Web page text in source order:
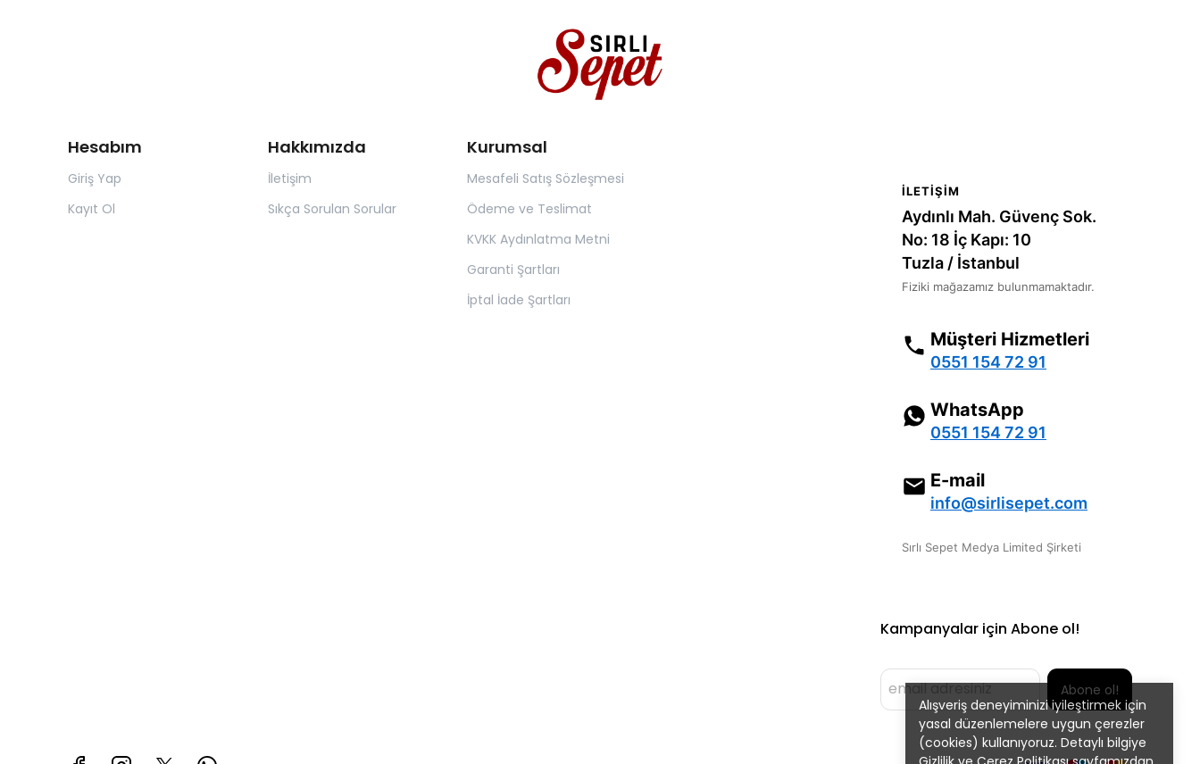
Alışveriş deneyiminizi iyileştirmek için
yasal düzenlemelere uygun çerezler
(cookies) kullanıyoruz. Detaylı bilgiye
Hesabım
Giriş Yap
Kayıt Ol
Hakkımızda
İletişim
Sıkça Sorulan Sorular
Kurumsal
Mesafeli Satış Sözleşmesi
Ödeme ve Teslimat
KVKK Aydınlatma Metni
Garanti Şartları
İptal İade Şartları
İLETIŞIM
Aydınlı Mah. Güvenç Sok.
No: 18 İç Kapı: 10
Tuzla / İstanbul
Fiziki mağazamız bulunmamaktadır.
Müşteri Hizmetleri
0551 154 72 91
WhatsApp
0551 154 72 91
E-mail
info@sirlisepet.com
Sırlı Sepet Medya Limited Şirketi
Kampanyalar için Abone ol!
Abone ol!